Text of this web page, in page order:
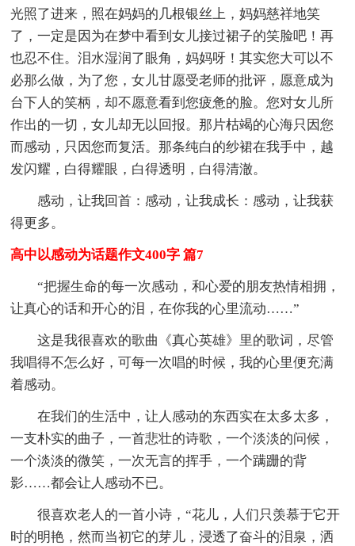
光照了进来，照在妈妈的几根银丝上，妈妈慈祥地笑
了，一定是因为在梦中看到女儿接过裙子的笑脸吧！再
也忍不住。泪水湿润了眼角，妈妈呀！其实您大可以不
必那么做，为了您，女儿甘愿受老师的批评，愿意成为
台下人的笑柄，却不愿意看到您疲惫的脸。您对女儿所
作出的一切，女儿却无以回报。那片枯竭的心海只因您
而感动，只因您而复活。那条纯白的纱裙在我手中，越
发闪耀，白得耀眼，白得透明，白得清澈。
感动，让我回首：感动，让我成长：感动，让我获
得更多。
高中以感动为话题作文400字 篇7
“把握生命的每一次感动，和心爱的朋友热情相拥，
让真心的话和开心的泪，在你我的心里流动……”
这是我很喜欢的歌曲《真心英雄》里的歌词，尽管
我唱得不怎么好，可每一次唱的时候，我的心里便充满
着感动。
在我们的生活中，让人感动的东西实在太多太多，
一支朴实的曲子，一首悲壮的诗歌，一个淡淡的问候，
一个淡淡的微笑，一次无言的挥手，一个蹒跚的背
影……都会让人感动不已。
很喜欢老人的一首小诗，“花儿，人们只羡慕于它开
时的明艳，然而当初它的芽儿，浸透了奋斗的泪泉，洒